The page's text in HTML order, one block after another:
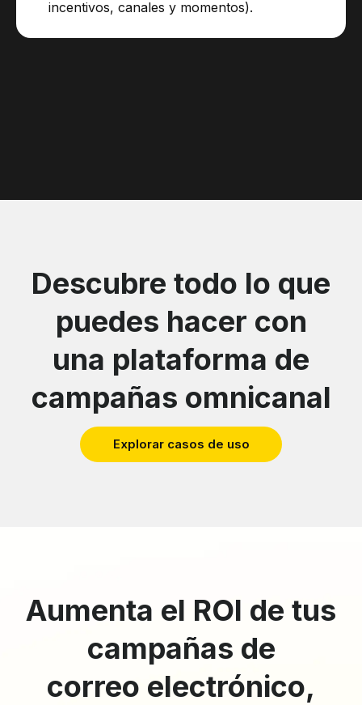
incentivos, canales y momentos).
Descubre todo lo que
puedes hacer con
una plataforma de
campañas omnicanal
Explorar casos de uso
Aumenta el ROI de tus
campañas de
correo electrónico,